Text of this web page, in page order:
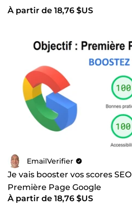
À partir de 18,76 $US
EmailVerifier
Je vais booster vos scores
Première Page Google
À partir de 18,76 $US